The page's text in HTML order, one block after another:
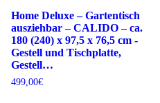
Home Deluxe – Gartentisch
ausziehbar – CALIDO – ca.
180 (240) x 97,5 x 76,5 cm -
Gestell und Tischplatte,
Gestell…
499,00€